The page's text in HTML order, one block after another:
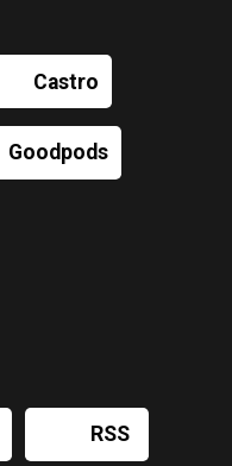
Castro
Goodpods
RSS